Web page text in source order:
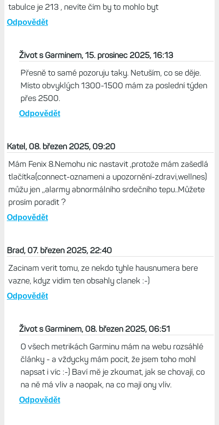
tabulce je 213 , nevíte čím by to mohlo byt
Odpovědět
Život s Garminem, 15. prosinec 2025, 16:13
Přesně to samé pozoruju taky. Netuším, co se děje.
Místo obvyklých 1300-1500 mám za poslední týden
přes 2500.
Odpovědět
Katel, 08. březen 2025, 09:20
Mám Fenix 8.Nemohu nic nastavit ,protože mám zašedlá
tlačítka(connect-oznameni a upozornění-zdravi,wellnes)
můžu jen ,,alarmy abnormálního srdečního tepu..Můžete
prosím poradit ?
Odpovědět
Brad, 07. březen 2025, 22:40
Zacinam verit tomu, ze nekdo tyhle hausnumera bere
vazne, kdyz vidim ten obsahly clanek :-)
Odpovědět
Život s Garminem, 08. březen 2025, 06:51
O všech metrikách Garminu mám na webu rozsáhlé
články - a vždycky mám pocit, že jsem toho mohl
napsat i víc :-) Baví mě je zkoumat, jak se chovají, co
na ně má vliv a naopak, na co mají ony vliv.
Odpovědět